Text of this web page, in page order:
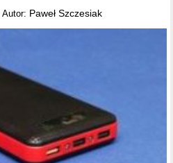
Autor: Paweł Szczesiak